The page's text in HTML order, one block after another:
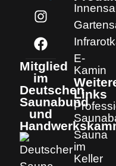
Mitglied
im
Deutschen
Saunabund
und
E-
Kamin
Links
Sauna
im
Keller